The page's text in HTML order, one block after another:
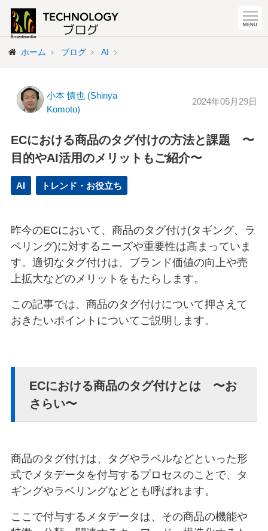
ホーム ブログ AI
小本 慎也 (Shinya
Komoto)
2024年05月29日
ECにおける商品のタグ付けの方法と課題 〜
目的やAI活用のメリットもご紹介〜
AI トレンド・お役立ち
昨今のECにおいて、商品のタグ付け(タギング、ラ
ベリング)に対するニーズや重要性は高まっていま
す。適切なタグ付けは、ブランド価値の向上や売
上拡大などのメリットをもたらします。
この記事では、商品のタグ付けについて押さえて
おきたいポイントについてご説明します。
ECにおける商品のタグ付けとは 〜お
さらい〜
商品のタグ付けは、タグやラベルなどといった形
式でメタデータを付与するプロセスのことで、タ
ギングやラベリングなどとも呼ばれます。
ここで付与するメタデータは、その商品の機能や